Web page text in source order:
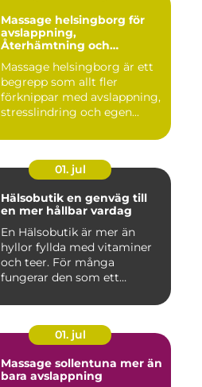
Massage helsingborg för
avslappning,
Återhämtning och
Massage helsingborg är ett
begrepp som allt fler
förknippar med avslappning,
stresslindring och egen...
01. jul
Hälsobutik en genväg till
en mer hållbar vardag
En Hälsobutik är mer än
hyllor fyllda med vitaminer
och teer. För många
fungerar den som ett
01. jul
Massage sollentuna mer än
bara avslappning